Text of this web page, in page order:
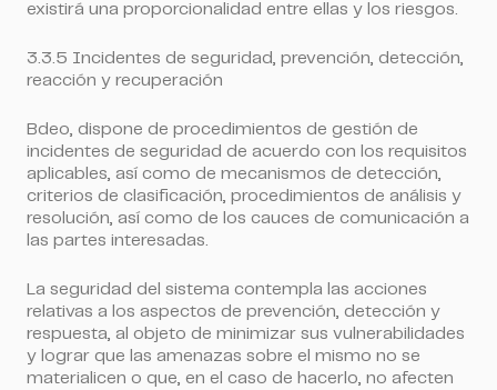
existirá una proporcionalidad entre ellas y los riesgos.
3.3.5 Incidentes de seguridad, prevención, detección,
reacción y recuperación
Bdeo, dispone de procedimientos de gestión de
incidentes de seguridad de acuerdo con los requisitos
aplicables, así como de mecanismos de detección,
criterios de clasificación, procedimientos de análisis y
resolución, así como de los cauces de comunicación a
las partes interesadas.
La seguridad del sistema contempla las acciones
relativas a los aspectos de prevención, detección y
respuesta, al objeto de minimizar sus vulnerabilidades
y lograr que las amenazas sobre el mismo no se
materialicen o que, en el caso de hacerlo, no afecten